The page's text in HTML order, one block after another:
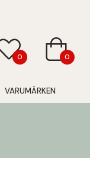
0 0
VARUMÄRKEN